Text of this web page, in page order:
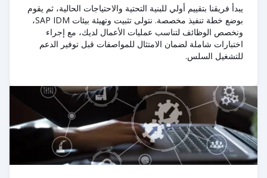
يبدأ فريقنا بتقييم أولي للبنية التحتية والاحتياجات الحالية، ثم يقوم
بوضع خطة تنفيذ مخصصة. نتولى تثبيت وتهيئة بيئات SAP IDM،
ونخصص الوظائف لتناسب عمليات الأعمال لديك، مع إجراء
اختبارات شاملة لضمان الامتثال للمواصفات قبل توفير الدعم
للتشغيل السلس.